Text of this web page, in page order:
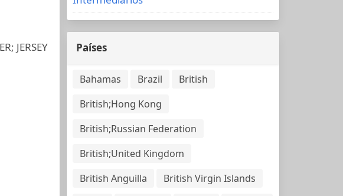
JERSEY
Países
Bahamas Brazil
British
British;Hong Kong
British;Russian Federation
British;United Kingdom
British Anguilla
British Virgin Islands